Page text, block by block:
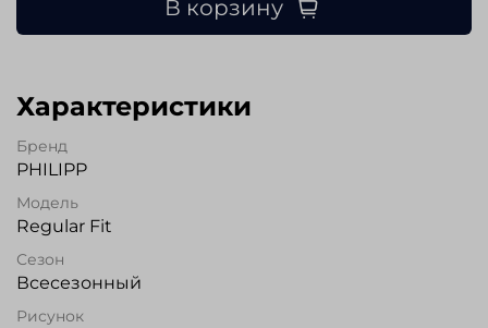
В корзину
Характеристики
Бренд
PHILIPP
Модель
Regular Fit
Сезон
Всесезонный
Рисунок